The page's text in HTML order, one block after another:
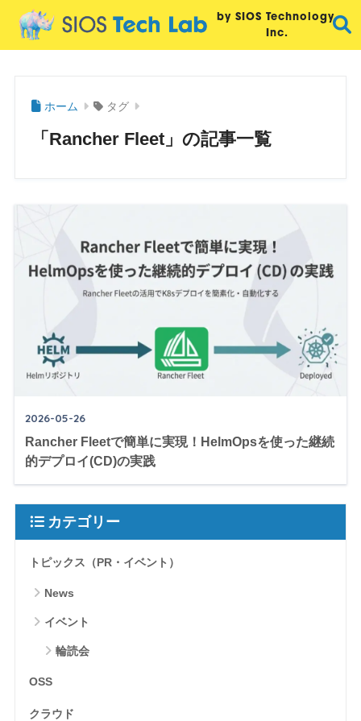
by SIOS Technology,
Inc.
ホーム タグ
「Rancher Fleet」の記事一覧
2026-05-26
Rancher Fleetで簡単に実現！HelmOpsを使った継続
的デプロイ(CD)の実践
カテゴリー
トピックス（PR・イベント）
News
イベント
輪読会
OSS
クラウド